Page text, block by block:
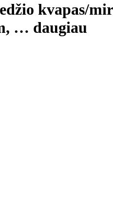
kvapas/
, … daugiau